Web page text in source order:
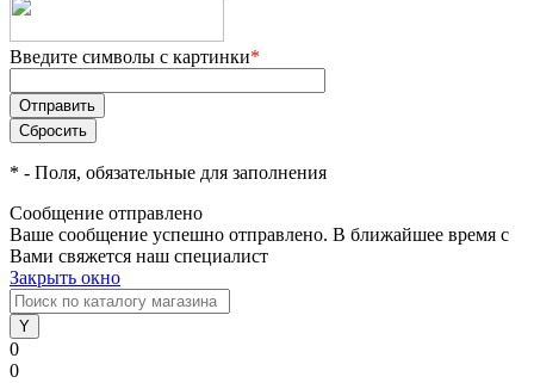
Введите символы с картинки*
* - Поля, обязательные для заполнения
Сообщение отправлено
Ваше сообщение успешно отправлено. В ближайшее время с
Вами свяжется наш специалист
Закрыть окно
0
0